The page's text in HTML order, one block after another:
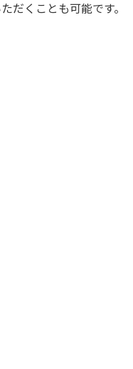
だくことも可能です。